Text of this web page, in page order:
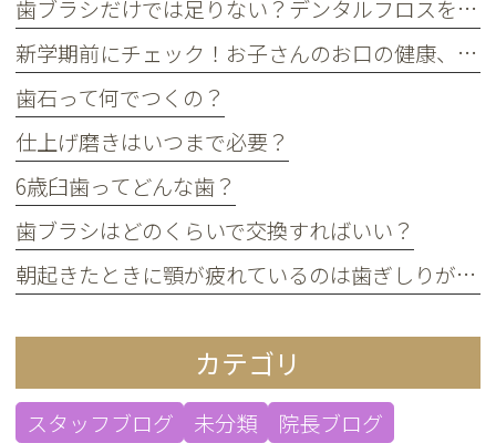
歯ブラシだけでは足りない？デンタルフロスを使うメリット
新学期前にチェック！お子さんのお口の健康、大丈夫？
歯石って何でつくの？
仕上げ磨きはいつまで必要？
6歳臼歯ってどんな歯？
歯ブラシはどのくらいで交換すればいい？
朝起きたときに顎が疲れているのは歯ぎしりが原因？
カテゴリ
スタッフブログ 未分類 院長ブログ